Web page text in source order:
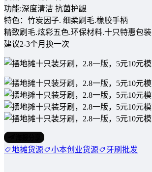
功能:深度清洁 抗菌护龈
特色：竹炭因子. 细柔刷毛.橡胶手柄
精致刷毛.炫彩五色.环保材料.十只特惠包装
建议2-3个月换一次
地摊货源 小本创业货源 牙刷批发